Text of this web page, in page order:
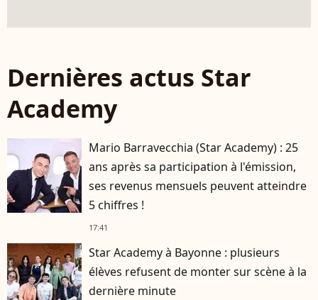
Dernières actus Star
Academy
Mario Barravecchia (Star Academy) : 25
ans après sa participation à l'émission,
ses revenus mensuels peuvent atteindre
5 chiffres !
17:41
Star Academy à Bayonne : plusieurs
élèves refusent de monter sur scène à la
dernière minute